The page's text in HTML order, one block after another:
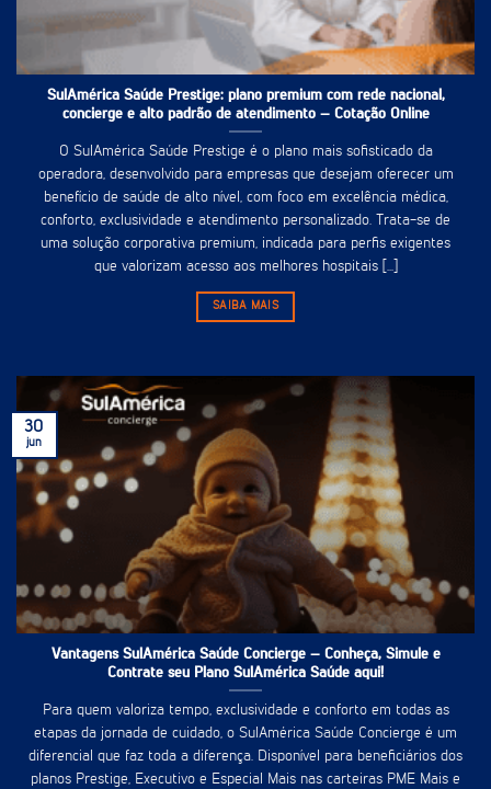
SulAmérica Saúde Prestige: plano premium com rede nacional,
concierge e alto padrão de atendimento – Cotação Online
O SulAmérica Saúde Prestige é o plano mais sofisticado da
operadora, desenvolvido para empresas que desejam oferecer um
benefício de saúde de alto nível, com foco em excelência médica,
conforto, exclusividade e atendimento personalizado. Trata-se de
uma solução corporativa premium, indicada para perfis exigentes
que valorizam acesso aos melhores hospitais [...]
SAIBA MAIS
Vantagens SulAmérica Saúde Concierge – Conheça, Simule e
Contrate seu Plano SulAmérica Saúde aqui!
Para quem valoriza tempo, exclusividade e conforto em todas as
etapas da jornada de cuidado, o SulAmérica Saúde Concierge é um
diferencial que faz toda a diferença. Disponível para beneficiários dos
planos Prestige, Executivo e Especial Mais nas carteiras PME Mais e
30
jun